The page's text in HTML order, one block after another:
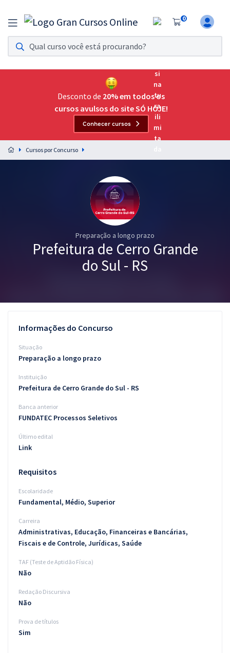
0
Assinatura Ilimitada 11
Acesso a todos os cursos. Teste grátis por 7 dias!
Assinatura OAB Até Passar
Acesso ilimitado a toda preparação para o Exame da
Preparação completa e intensiva para as principais
residências em saúde do Brasil
Conteúdo gratuito
Blog
Desconto de 20% em todos os
cursos avulsos do site SÓ HOJE!
Conhecer cursos
Cursos por Concurso
Preparação a longo prazo
Prefeitura de Cerro Grande
do Sul - RS
Informações do Concurso
Situação
Preparação a longo prazo
Instituição
Prefeitura de Cerro Grande do Sul - RS
Banca anterior
FUNDATEC Processos Seletivos
Último edital
Link
Requisitos
Escolaridade
Fundamental, Médio, Superior
Carreira
Administrativas, Educação, Financeiras e Bancárias,
Fiscais e de Controle, Jurídicas, Saúde
TAF (Teste de Aptidão Física)
Não
Redação Discursiva
Não
Prova de títulos
Sim